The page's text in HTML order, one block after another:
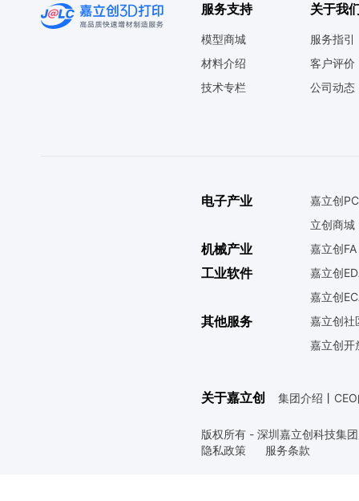
服务支持
模型商城
材料介绍
技术专栏
关于我
服务指引
客户评价
公司动态
电子产业
嘉立创
立创商城
机械产业 嘉立创FA
工业软件
嘉立创
嘉立创
其他服务
嘉立创社
嘉立创开
关于嘉立创 集团介绍 丨
版权所有 - 深圳嘉立创科技集
隐私政策
服务条款